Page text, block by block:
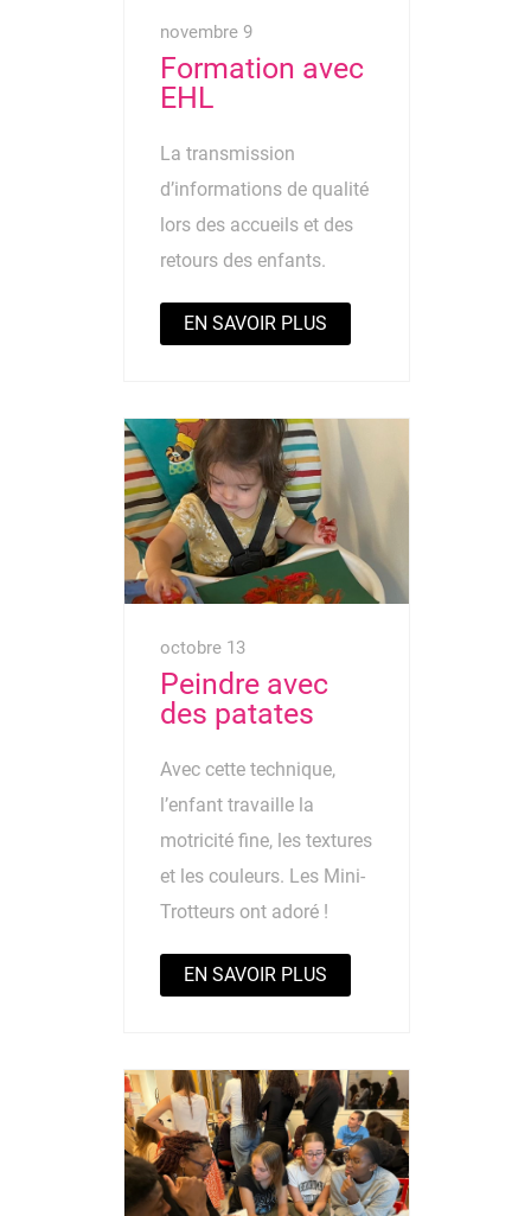
novembre 9
Formation avec
EHL
La transmission
d’informations de qualité
lors des accueils et des
retours des enfants.
EN SAVOIR PLUS
octobre 13
Peindre avec
des patates
Avec cette technique,
l’enfant travaille la
motricité fine, les textures
et les couleurs. Les Mini-
Trotteurs ont adoré !
EN SAVOIR PLUS